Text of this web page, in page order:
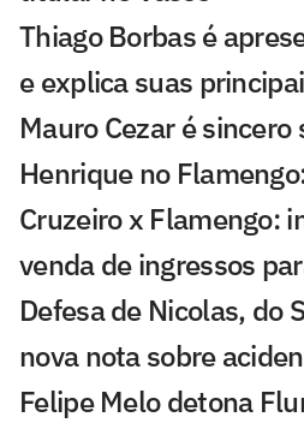
Thiago Borbas é
e explica suas
Mauro Cezar é sincero
Henrique no
Cruzeiro x Flamengo:
venda de ingressos
Defesa de Nicolas, do
nova nota sobre
Felipe Melo detona